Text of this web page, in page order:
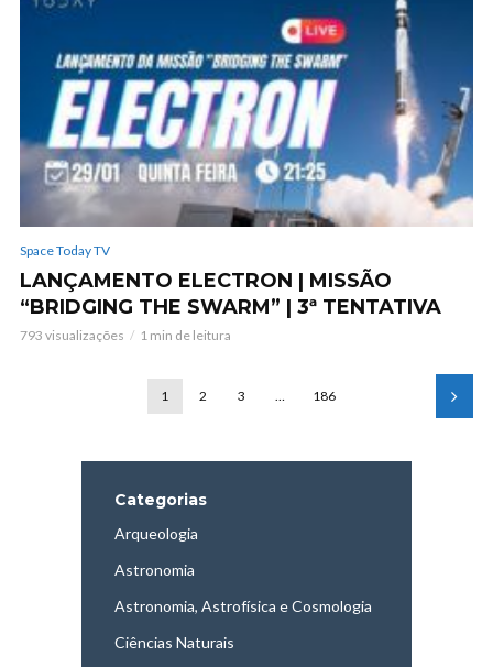
Space Today TV
LANÇAMENTO ELECTRON | MISSÃO
“BRIDGING THE SWARM” | 3ª TENTATIVA
793 visualizações 1 min de leitura
1 2 3 … 186
Categorias
Arqueologia
Astronomia
Astronomia, Astrofísica e Cosmologia
Ciências Naturais